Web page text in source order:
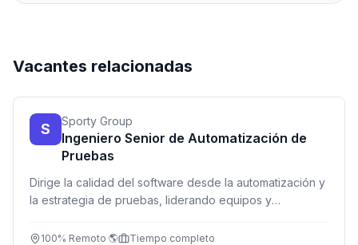
Vacantes relacionadas
S Sporty Group
Ingeniero Senior de Automatización de
Pruebas
Dirige la calidad del software desde la automatización y
la estrategia de pruebas, liderando equipos y
100% Remoto 🌎
Tiempo completo